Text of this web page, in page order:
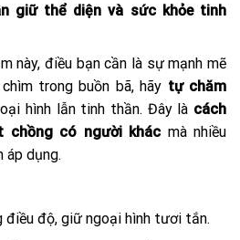
giữ thể diện và sức khỏe tinh
này, điều bạn cần là sự mạnh mẽ
trong buồn bã, hãy tự chăm
hình lẫn tinh thần. Đây là cách
chồng có người khác mà nhiều
áp dụng.
điều độ, giữ ngoại hình tươi tắn.